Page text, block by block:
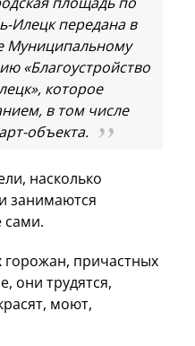
Илецк передана в
Муниципальному
«Благоустройство
которое
в том числе
объекта.
насколько
занимаются
сами.
горожан, причастных
они трудятся,
моют,